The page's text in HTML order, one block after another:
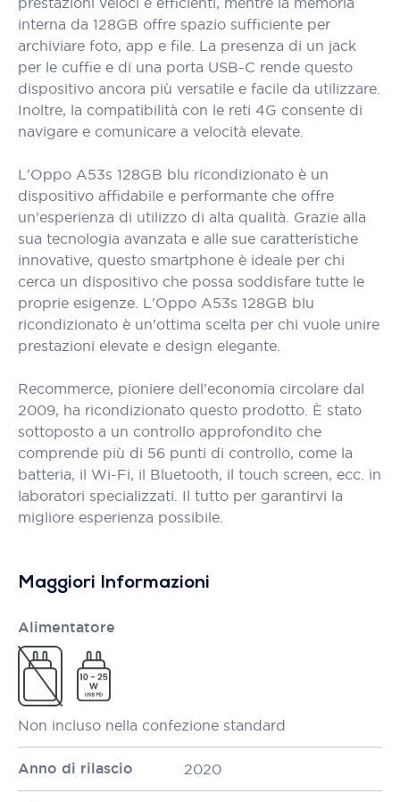
interna da 128GB offre spazio sufficiente per
archiviare foto, app e file. La presenza di un jack
per le cuffie e di una porta USB-C rende questo
dispositivo ancora più versatile e facile da utilizzare.
Inoltre, la compatibilità con le reti 4G consente di
navigare e comunicare a velocità elevate.
L'Oppo A53s 128GB blu ricondizionato è un
dispositivo affidabile e performante che offre
un'esperienza di utilizzo di alta qualità. Grazie alla
sua tecnologia avanzata e alle sue caratteristiche
innovative, questo smartphone è ideale per chi
cerca un dispositivo che possa soddisfare tutte le
proprie esigenze. L'Oppo A53s 128GB blu
ricondizionato è un'ottima scelta per chi vuole unire
prestazioni elevate e design elegante.
Recommerce, pioniere dell'economia circolare dal
2009, ha ricondizionato questo prodotto. È stato
sottoposto a un controllo approfondito che
comprende più di 56 punti di controllo, come la
batteria, il Wi-Fi, il Bluetooth, il touch screen, ecc. in
laboratori specializzati. Il tutto per garantirvi la
migliore esperienza possibile.
Maggiori Informazioni
Alimentatore
Non incluso nella confezione standard
Anno di rilascio 2020